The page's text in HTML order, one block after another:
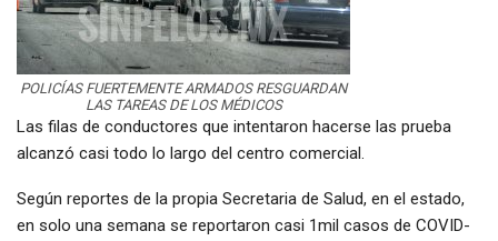
POLICÍAS FUERTEMENTE ARMADOS RESGUARDAN
LAS TAREAS DE LOS MÉDICOS
Las filas de conductores que intentaron hacerse las prueba
alcanzó casi todo lo largo del centro comercial.
Según reportes de la propia Secretaria de Salud, en el estado,
en solo una semana se reportaron casi 1mil casos de COVID-